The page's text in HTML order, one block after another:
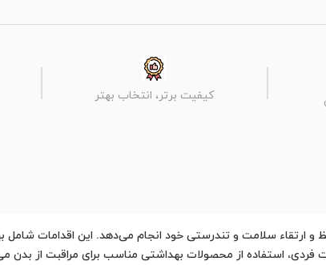
کیفیت برتر، انتخاب بهتر
و ارتقاء سلامت و تندرستی خود انجام می‌دهد. این اقدامات
استفاده از محصولات بهداشتی مناسب برای مراقبت از بدن